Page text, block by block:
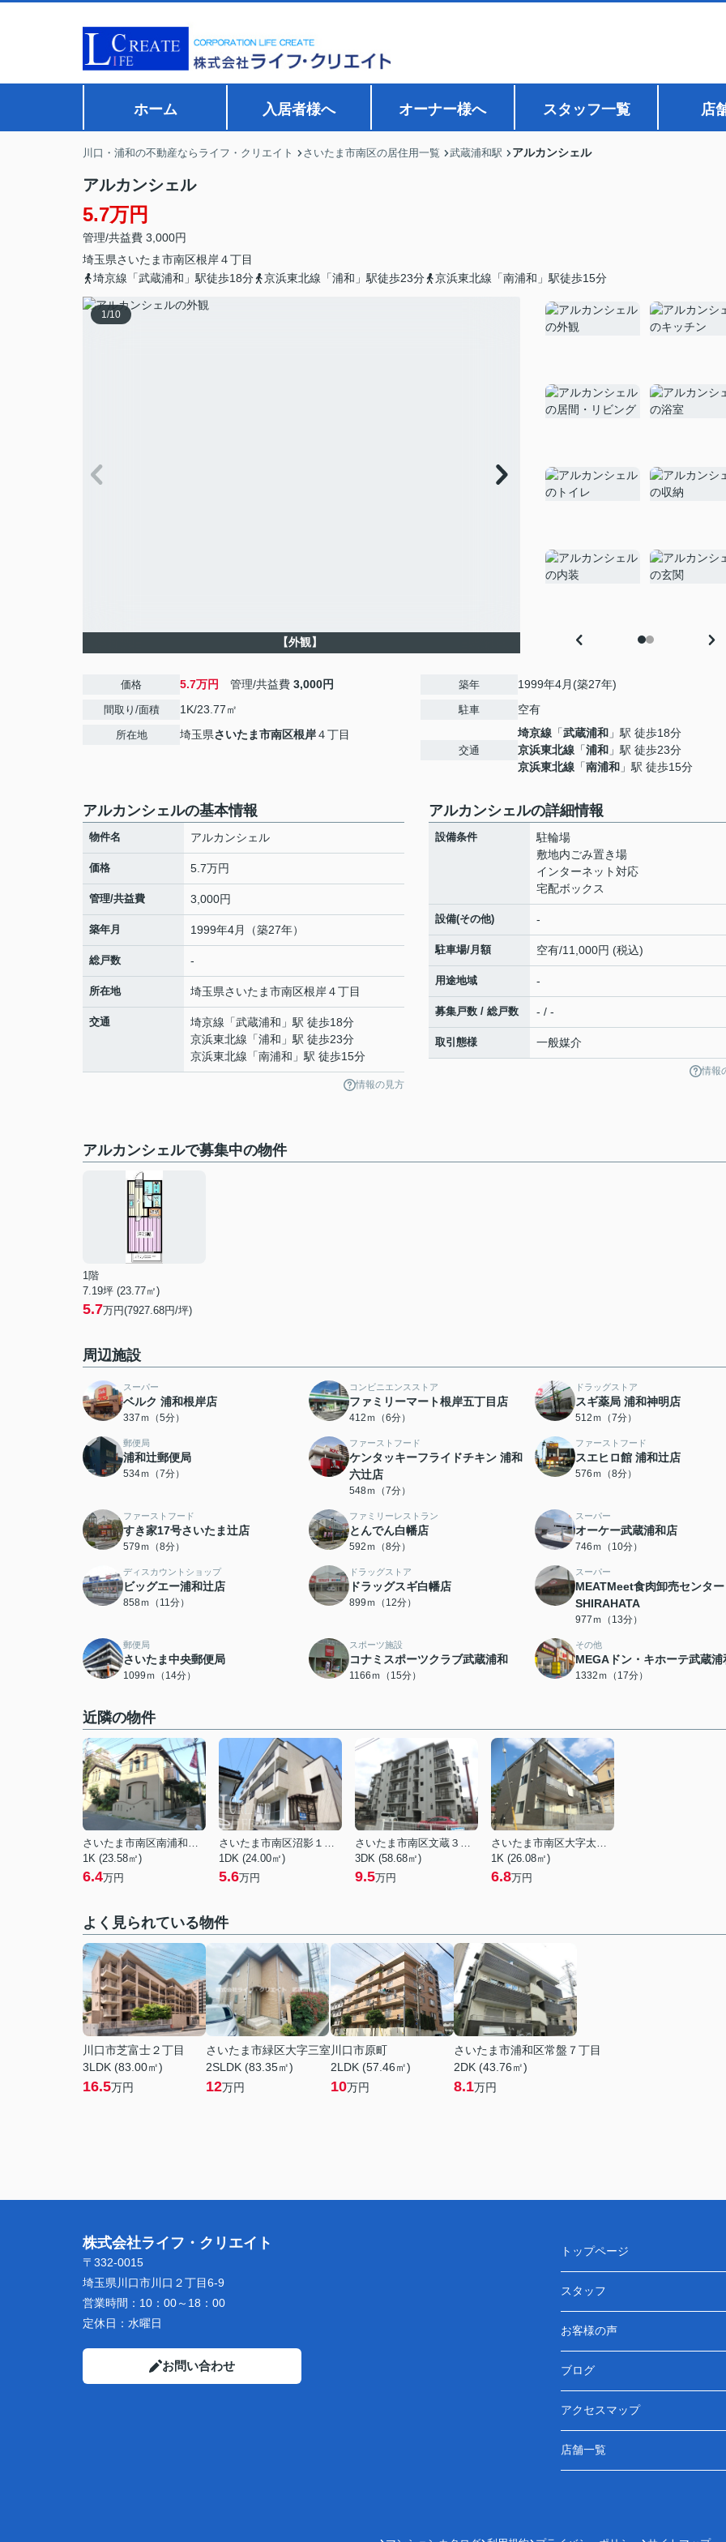
ホーム 入居者様へ オーナー様へ スタッフ一覧 店
川口・浦和の不動産ならライフ・クリエイト さいたま市南区の居住用一覧 武蔵浦和駅 アルカンシェル
アルカンシェル
5.7万円
管理/共益費 3,000円
埼玉県さいたま市南区根岸４丁目
埼京線「武蔵浦和」駅徒歩18分
京浜東北線「浦和」駅徒歩23分 京浜東北線「南浦和」駅徒歩15分
1 /10
【外観】
価格 5.7万円 管理/共益費 3,000円
間取り/面積 1K/23.77㎡
所在地 埼玉県さいたま市南区根岸４丁目
築年 1999年4月(築27年)
駐車 空有
交通
埼京線 「武蔵浦和 」駅 徒歩18分
京浜東北線 「浦和 」駅 徒歩23分
京浜東北線 「南浦和 」駅 徒歩15分
アルカンシェルの基本情報
物件名 アルカンシェル
価格 5.7万円
管理/共益費 3,000円
築年月 1999年4月（築27年）
総戸数 -
所在地 埼玉県さいたま市南区根岸４丁目
交通 埼京線 「武蔵浦和 」駅 徒歩18分
京浜東北線 「浦和 」駅 徒歩23分
京浜東北線 「南浦和 」駅 徒歩15分
情報の見方
アルカンシェルの詳細情報
設備条件
駐輪場
敷地内ごみ置き場
インターネット対応
宅配ボックス
設備(その他) -
駐車場/月額 空有/11,000円 (税込)
用途地域 -
募集戸数 / 総戸数 - / -
取引態様 一般媒介
情報
アルカンシェルで募集中の物件
1階
7.19坪 (23.77㎡)
5.7万円(7927.68円/坪)
周辺施設
スーパー
ベルク 浦和根岸店
337ｍ（5分）
コンビニエンスストア
ファミリーマート根岸五丁目店
412ｍ（6分）
ドラッグストア
スギ薬局 浦和神明店
512ｍ（7分）
郵便局
浦和辻郵便局
534ｍ（7分）
ファーストフード
ケンタッキーフライドチキン 浦和
六辻店
548ｍ（7分）
ファーストフード
スエヒロ館 浦和辻店
576ｍ（8分）
ファーストフード
すき家17号さいたま辻店
579ｍ（8分）
ファミリーレストラン
とんでん白幡店
592ｍ（8分）
スーパー
オーケー武蔵浦和店
746ｍ（10分）
ディスカウントショップ
ビッグエー浦和辻店
858ｍ（11分）
ドラッグストア
ドラッグスギ白幡店
899ｍ（12分）
スーパー
MEATMeet食肉卸売センター
SHIRAHATA
977ｍ（13分）
郵便局
さいたま中央郵便局
1099ｍ（14分）
スポーツ施設
コナミスポーツクラブ武蔵浦和
1166ｍ（15分）
その他
MEGAドン・キホーテ武蔵浦
1332ｍ（17分）
近隣の物件
1K (23.58㎡)
6.4万円
1DK (24.00㎡)
5.6万円
3DK (58.68㎡)
9.5万円
1K (26.08㎡)
6.8万円
よく見られている物件
川口市芝富士２丁目
3LDK (83.00㎡)
16.5万円
さいたま市緑区大字三室
2SLDK (83.35㎡)
12万円
川口市原町
2LDK (57.46㎡)
10万円
さいたま市浦和区常盤７丁目
2DK (43.76㎡)
8.1万円
株式会社ライフ・クリエイト
〒332-0015
埼玉県川口市川口２丁目6-9
営業時間： 10：00～18：00
定休日： 水曜日
お問い合わせ
トップページ
スタッフ
お客様の声
ブログ
アクセスマップ
店舗一覧